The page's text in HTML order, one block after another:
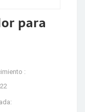
para
: